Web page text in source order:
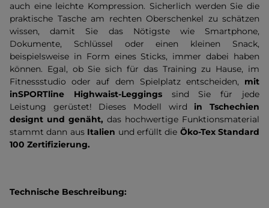
auch eine leichte Kompression. Sicherlich werden Sie die
praktische Tasche am rechten Oberschenkel zu schätzen
wissen, damit Sie das Nötigste wie Smartphone,
Dokumente, Schlüssel oder einen kleinen Snack,
beispielsweise in Form eines Sticks, immer dabei haben
können. Egal, ob Sie sich für das Training zu Hause, im
Fitnessstudio oder auf dem Spielplatz entscheiden, mit
inSPORTline Highwaist-Leggings sind Sie für jede
Leistung gerüstet! Dieses Modell wird in Tschechien
designt und genäht, das hochwertige Funktionsmaterial
stammt dann ausItalien und erfüllt die Öko-Tex Standard
100 Zertifizierung.
Technische Beschreibung: